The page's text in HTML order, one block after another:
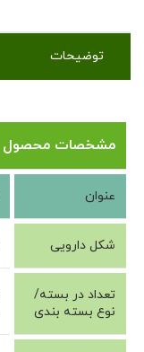
توضیحات
مشخصات محصول
عنوان
شکل دارویی
تعداد در بسته/
نوع بسته بندی